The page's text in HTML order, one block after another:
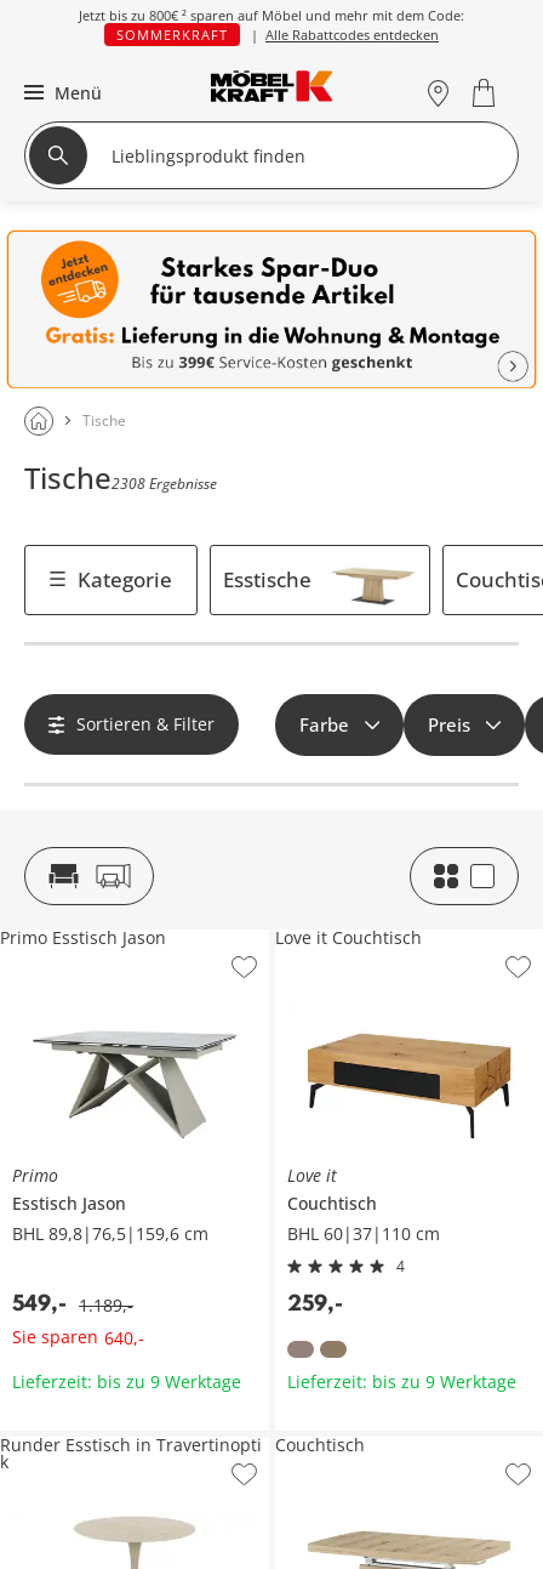
Jetzt bis zu 800€ ² sparen auf Möbel und mehr mit dem Code:
SOMMERKRAFT
| Alle Rabattcodes entdecken
Menü
Tische
Tische2308 Ergebnisse
Kategorie Esstische
Sortieren & Filter Farbe Preis
Primo
Esstisch Jason
BHL 89,8|76,5|159,6 cm
549,- 1.189,-
Sie sparen 640,-
Primo Esstisch Jason
Lieferzeit: bis zu 9 Werktage
Love it
Couchtisch
BHL 60|37|110 cm
4
259,-
Love it Couchtisch
Lieferzeit: bis zu 9 Werktage
Runder Esstisch in Travertinopti
k
Couchtisch